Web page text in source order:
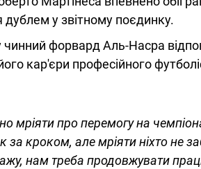
дублем у звітному поєдинку.
чинний форвард Аль-Насра
кар'єри професійного
мріяти про перемогу на
за кроком, але мріяти ніхто не
нам треба продовжувати